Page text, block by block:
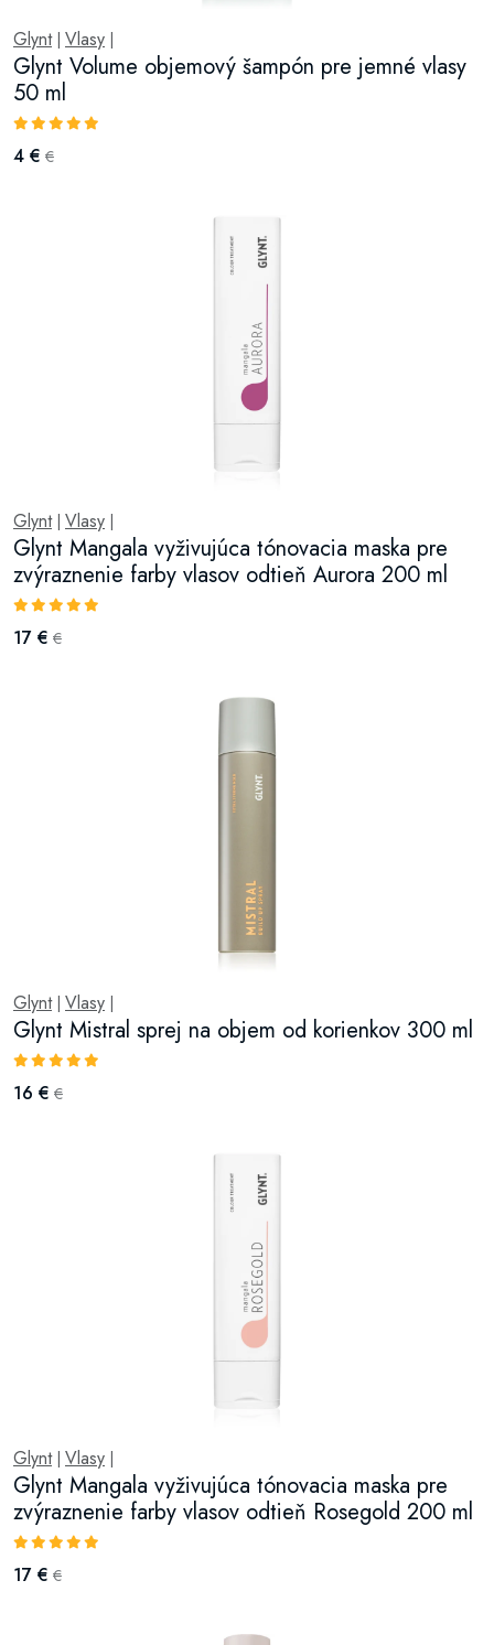
Glynt| Vlasy
Glynt Volume objemový šampón pre jemné vlasy
50 ml
4 € €
Glynt| Vlasy
Glynt Mangala vyživujúca tónovacia maska pre
zvýraznenie farby vlasov odtieň Aurora 200 ml
17 € €
Glynt| Vlasy
Glynt Mistral sprej na objem od korienkov 300 ml
16 € €
Glynt| Vlasy
Glynt Mangala vyživujúca tónovacia maska pre
zvýraznenie farby vlasov odtieň Rosegold 200 ml
17 € €